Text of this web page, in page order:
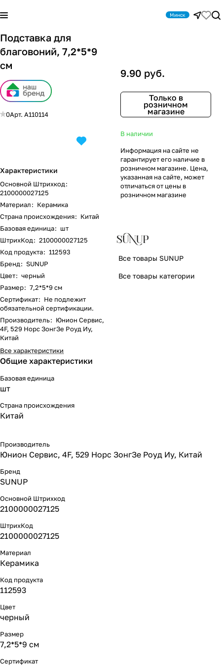
Минск
Подставка для
благовоний, 7,2*5*9
см
0Арт. A110114
Характеристики
Основной Штрихкод:
2100000027125
Материал: Керамика
Страна происхождения: Китай
Базовая единица: шт
ШтрихКод: 2100000027125
Код продукта: 112593
Бренд: SUNUP
Цвет: черный
Размер: 7,2*5*9 см
Сертификат: Не подлежит
обязательной сертификации.
Производитель: Юнион Сервис,
4F, 529 Норс ЗонгЗе Роуд Иу,
Китай
Все характеристики
9.90 руб.
Только в
розничном
магазине
В наличии
Информация на сайте не
гарантирует его наличие в
розничном магазине. Цена,
указанная на сайте, может
отличаться от цены в
розничном магазине
Все товары SUNUP
Все товары категории
Общие характеристики
Базовая единица
шт
Страна происхождения
Китай
Производитель
Юнион Сервис, 4F, 529 Норс ЗонгЗе Роуд Иу, Китай
Бренд
SUNUP
Основной Штрихкод
2100000027125
ШтрихКод
2100000027125
Материал
Керамика
Код продукта
112593
Цвет
черный
Размер
7,2*5*9 см
Сертификат